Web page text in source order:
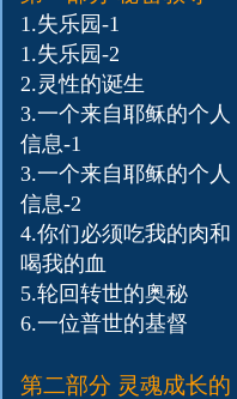
1.失乐园-1
1.失乐园-2
2.灵性的诞生
3.一个来自耶稣的个人
信息-1
3.一个来自耶稣的个人
信息-2
4.你们必须吃我的肉和
喝我的血
5.轮回转世的奥秘
6.一位普世的基督
第二部分 灵魂成长的